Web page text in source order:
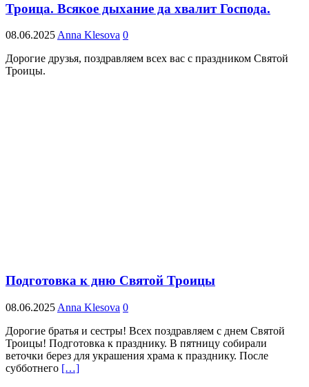
Троица. Всякое дыхание да хвалит Господа.
08.06.2025 Anna Klesova 0
Дорогие друзья, поздравляем всех вас с праздником Святой
Троицы.
Подготовка к дню Святой Троицы
08.06.2025 Anna Klesova 0
Дорогие братья и сестры! Всех поздравляем с днем Святой
Троицы! Подготовка к празднику. В пятницу собирали
веточки берез для украшения храма к празднику. После
субботнего […]